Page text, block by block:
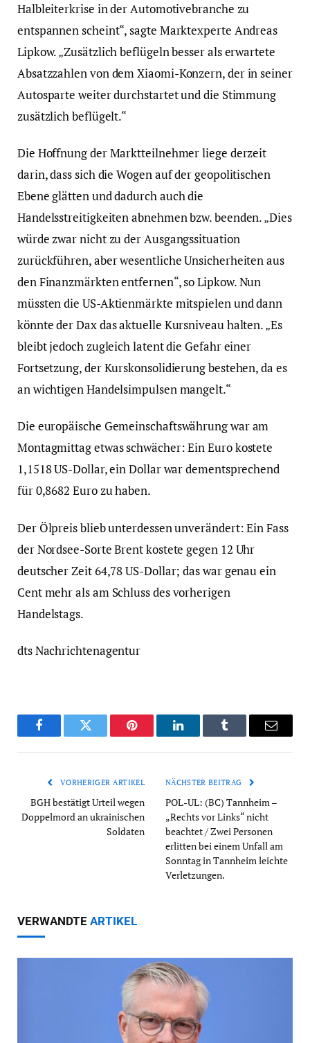
Halbleiterkrise in der Automotivebranche zu
entspannen scheint“, sagte Marktexperte Andreas
Lipkow. „Zusätzlich beflügeln besser als erwartete
Absatzzahlen von dem Xiaomi-Konzern, der in seiner
Autosparte weiter durchstartet und die Stimmung
zusätzlich beflügelt.“
Die Hoffnung der Marktteilnehmer liege derzeit
darin, dass sich die Wogen auf der geopolitischen
Ebene glätten und dadurch auch die
Handelsstreitigkeiten abnehmen bzw. beenden. „Dies
würde zwar nicht zu der Ausgangssituation
zurückführen, aber wesentliche Unsicherheiten aus
den Finanzmärkten entfernen“, so Lipkow. Nun
müssten die US-Aktienmärkte mitspielen und dann
könnte der Dax das aktuelle Kursniveau halten. „Es
bleibt jedoch zugleich latent die Gefahr einer
Fortsetzung, der Kurskonsolidierung bestehen, da es
an wichtigen Handelsimpulsen mangelt.“
Die europäische Gemeinschaftswährung war am
Montagmittag etwas schwächer: Ein Euro kostete
1,1518 US-Dollar, ein Dollar war dementsprechend
für 0,8682 Euro zu haben.
Der Ölpreis blieb unterdessen unverändert: Ein Fass
der Nordsee-Sorte Brent kostete gegen 12 Uhr
deutscher Zeit 64,78 US-Dollar; das war genau ein
Cent mehr als am Schluss des vorherigen
Handelstags.
dts Nachrichtenagentur
FacebookTwitter Pinterest LinkedInTumblr Email
VORHERIGER ARTIKEL
BGH bestätigt Urteil wegen
Doppelmord an ukrainischen
Soldaten
NÄCHSTER BEITRAG
POL-UL: (BC) Tannheim –
„Rechts vor Links“ nicht
beachtet / Zwei Personen
erlitten bei einem Unfall am
Sonntag in Tannheim leichte
Verletzungen.
VERWANDTE ARTIKEL